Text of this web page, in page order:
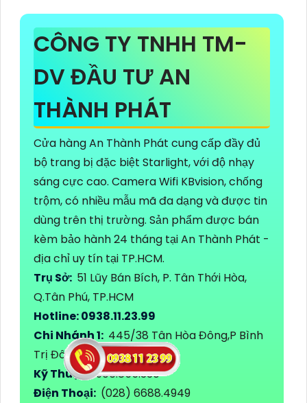
CÔNG TY TNHH TM-
DV ĐẦU TƯ AN
THÀNH PHÁT
Cửa hàng An Thành Phát cung cấp đầy đủ
bộ trang bị đặc biệt Starlight, với độ nhạy
sáng cực cao. Camera Wifi KBvision, chống
trộm, có nhiều mẫu mã đa dạng và được tin
dùng trên thị trường. Sản phẩm được bán
kèm bảo hành 24 tháng tại An Thành Phát -
địa chỉ uy tín tại TP.HCM.
Trụ Sở: 51 Lũy Bán Bích, P. Tân Thới Hòa,
Q.Tân Phú, TP.HCM
Hotline: 0938.11.23.99
Chi Nhánh 1: 445/38 Tân Hòa Đông,P Bình
Trị Đông, Bình Tân, TP HCM
Kỹ Thuật:0906.855.330
Điện Thoại: (028) 6688.4949